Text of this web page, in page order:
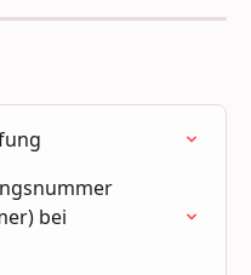
bei